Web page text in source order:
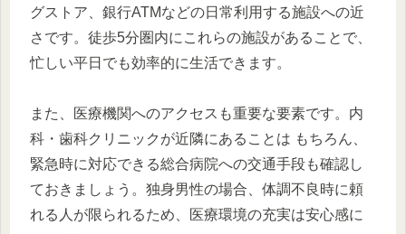
グストア、銀行ATMなどの日常利用する施設への近
さです。徒歩5分圏内にこれらの施設があることで、
忙しい平日でも効率的に生活できます。
また、医療機関へのアクセスも重要な要素です。内
科・歯科クリニックが近隣にあることは もちろん、
緊急時に対応できる総合病院への交通手段も確認し
ておきましょう。独身男性の場合、体調不良時に頼
れる人が限られるため、医療環境の充実は安心感に